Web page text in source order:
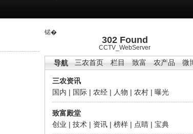
锘�
302 Found
CCTV_WebServer
三农首页 栏目 致富 农产品 微
导航
三农资讯
国内 | 国际 | 农经 | 人物 | 农村 | 曝光
致富殿堂
创业 | 技术 | 资讯 | 榜样 | 点睛 | 宝典